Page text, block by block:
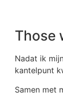
Those
Nadat ik
kantelpunt
Samen met